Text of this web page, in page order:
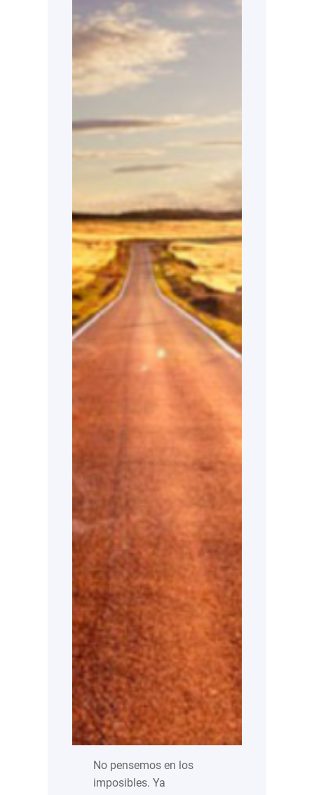
No pensemos en los
imposibles. Ya